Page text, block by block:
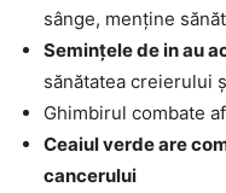
sânge, menține
Semințele de in au
sănătatea creierului
Ghimbirul combate
Ceaiul verde are
cancerului